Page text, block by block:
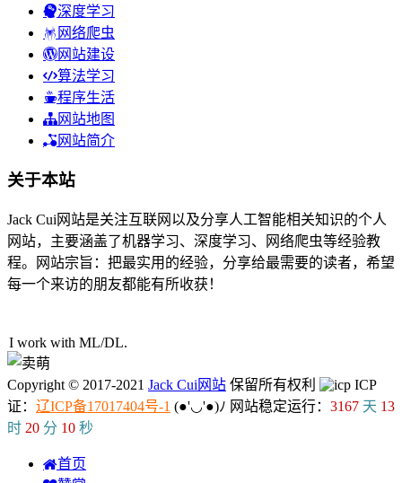
深度学习
网络爬虫
网站建设
算法学习
程序生活
网站地图
网站简介
关于本站
Jack Cui网站是关注互联网以及分享人工智能相关知识的个人
网站，主要涵盖了机器学习、深度学习、网络爬虫等经验教
程。网站宗旨：把最实用的经验，分享给最需要的读者，希望
每一个来访的朋友都能有所收获！
I work with MPfu(T
Copyright © 2017-2021 Jack Cui网站 保留所有权利
ICP
证： 辽ICP备17017404号-1 (●'◡'●)ﾉ 网站稳定运行： 3167 天 13
时 20 分 11 秒
首页